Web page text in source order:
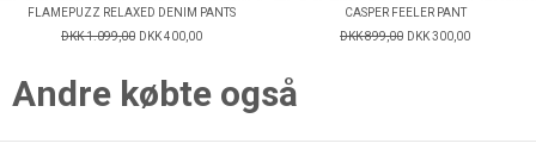
FLAMEPUZZ RELAXED DENIM PANTS
DKK 1.099,00 DKK 400,00
CASPER FEELER PANT
DKK 899,00 DKK 300,00
Andre købte også